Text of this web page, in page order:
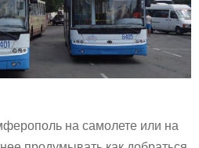
на самолете или на